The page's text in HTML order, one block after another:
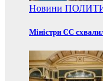
Новини
Міністри ЄС